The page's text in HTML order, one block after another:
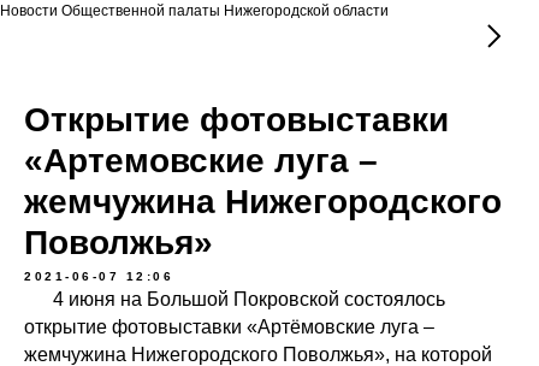
Новости Общественной палаты Нижегородской области
Открытие фотовыставки
«Артемовские луга –
жемчужина Нижегородского
Поволжья»
2021-06-07 12:06
4 июня на Большой Покровской состоялось
открытие фотовыставки «Артёмовские луга –
жемчужина Нижегородского Поволжья», на которой